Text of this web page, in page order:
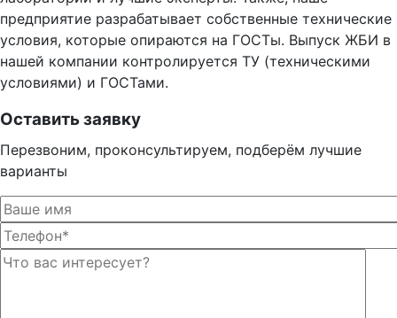
предприятие разрабатывает собственные технические
условия, которые опираются на ГОСТы. Выпуск ЖБИ в
нашей компании контролируется ТУ (техническими
условиями) и ГОСТами.
Оставить заявку
Перезвоним, проконсультируем, подберём лучшие
варианты